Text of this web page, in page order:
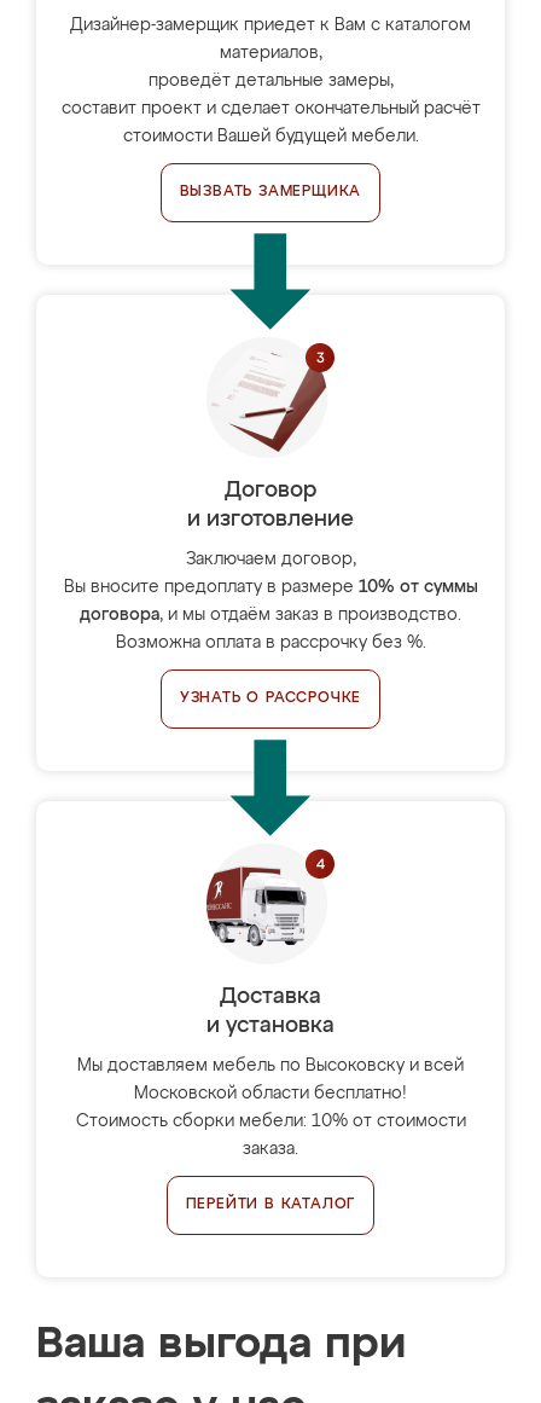
Дизайнер-замерщик приедет к Вам с каталогом
материалов,
проведёт детальные замеры,
составит проект и сделает окончательный расчёт
стоимости Вашей будущей мебели.
ВЫЗВАТЬ ЗАМЕРЩИКА
Договор
и изготовление
Заключаем договор,
Вы вносите предоплату в размере 10% от суммы
договора, и мы отдаём заказ в производство.
Возможна оплата в рассрочку без %.
УЗНАТЬ О РАССРОЧКЕ
Доставка
и установка
Мы доставляем мебель по Высоковску и всей
Московской области бесплатно!
Стоимость сборки мебели: 10% от стоимости
заказа.
ПЕРЕЙТИ В КАТАЛОГ
Ваша выгода при